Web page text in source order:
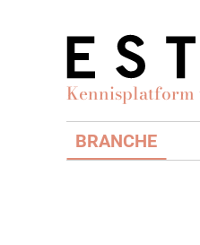
Kennisplatform
BRANCHE